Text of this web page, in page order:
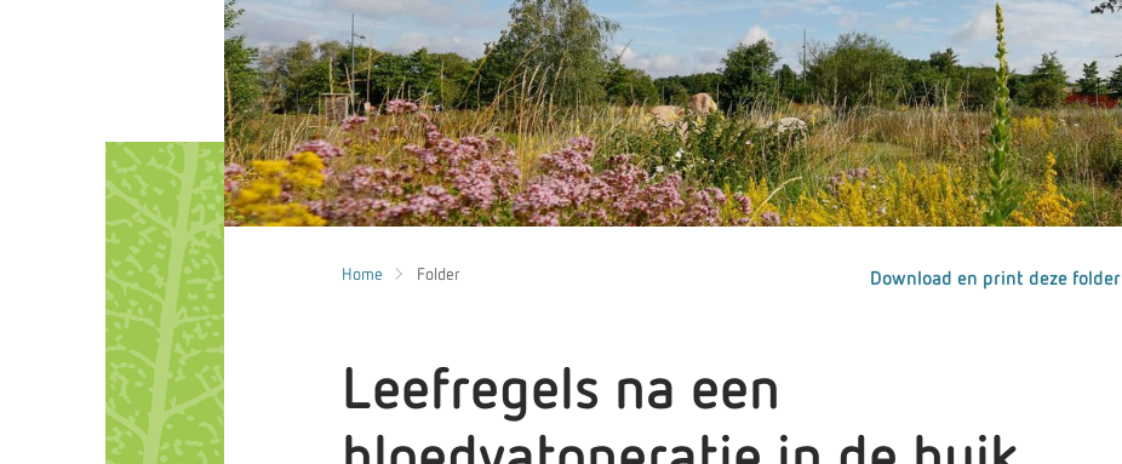
Home Folder Download en print deze folder
Leefregels na een